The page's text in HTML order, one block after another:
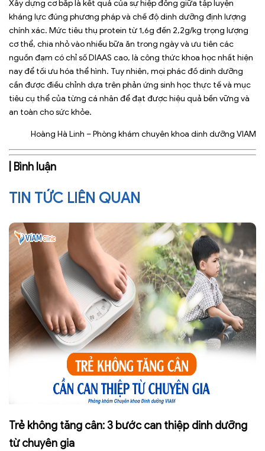
Xây dựng cơ bắp là kết quả của sự hiệp đồng giữa tập luyện
kháng lực đúng phương pháp và chế độ dinh dưỡng định lượng
chính xác. Mức tiêu thụ protein từ 1,6g đến 2,2g/kg trọng lượng
cơ thể, chia nhỏ vào nhiều bữa ăn trong ngày và ưu tiên các
nguồn đạm có chỉ số DIAAS cao, là công thức khoa học nhất hiện
nay để tối ưu hóa thể hình. Tuy nhiên, mọi phác đồ dinh dưỡng
cần được điều chỉnh dựa trên phản ứng sinh học thực tế và mục
tiêu cụ thể của từng cá nhân để đạt được hiệu quả bền vững và
an toàn cho sức khỏe.
Hoàng Hà Linh – Phòng khám chuyên khoa dinh dưỡng VIAM
| Bình luận
TIN TỨC LIÊN QUAN
Trẻ không tăng cân: 3 bước can thiệp dinh dưỡng
từ chuyên gia